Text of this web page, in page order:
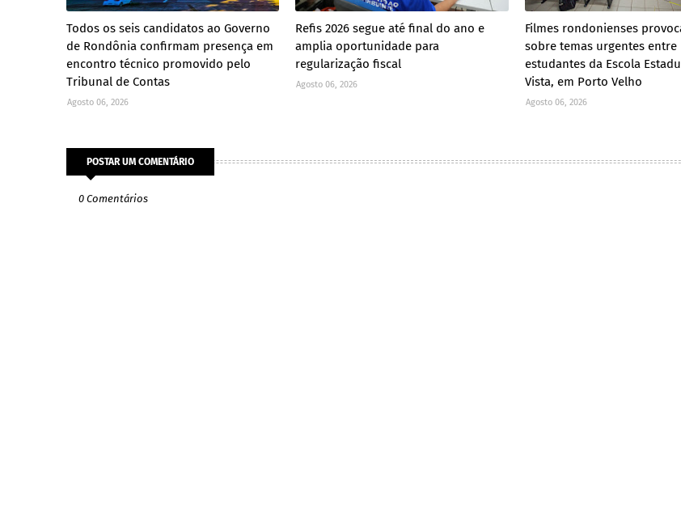
Todos os seis candidatos ao Governo
de Rondônia confirmam presença em
encontro técnico promovido pelo
Tribunal de Contas
Agosto 06, 2026
Refis 2026 segue até final do ano e
amplia oportunidade para
regularização fiscal
Agosto 06, 2026
Filmes rondonienses
sobre temas urgentes entre
estudantes da Escola
Vista, em Porto Velho
Agosto 06, 2026
POSTAR UM COMENTÁRIO
0 Comentários